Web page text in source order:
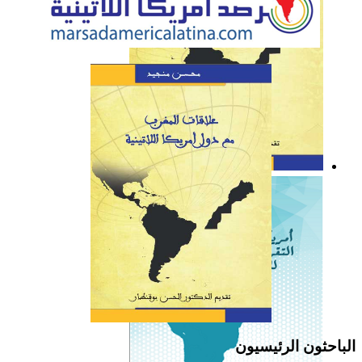
كتاب: علاقات المغرب مع
دول أمريكا اللاتينية
الباحثون الرئيسيون